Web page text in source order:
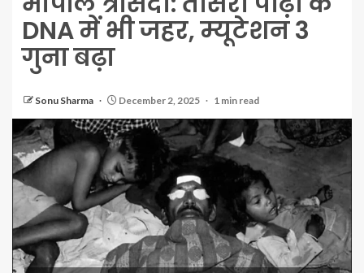
DNA में भी जहर, म्यूटेशन 3
गुना बढ़ा
Sonu Sharma December 2, 2025 1 min read